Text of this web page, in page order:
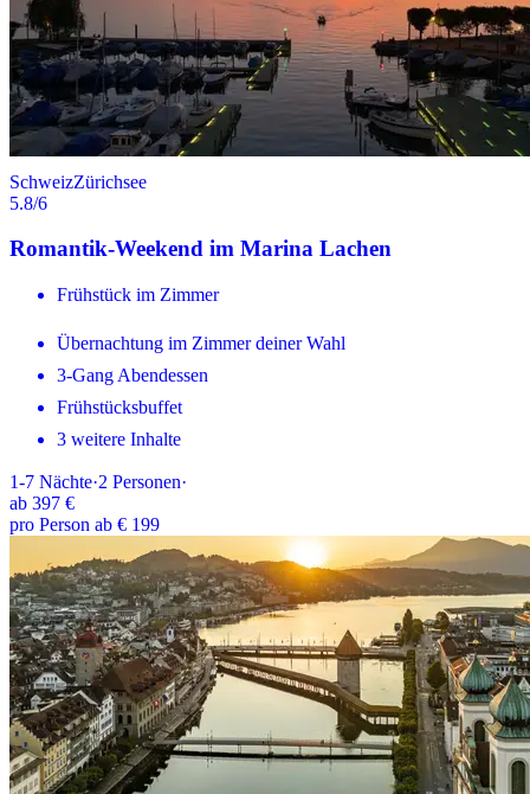
SchweizZürichsee
5.8/6
Romantik-Weekend im Marina Lachen
Frühstück im Zimmer
Übernachtung im Zimmer deiner Wahl
3-Gang Abendessen
Frühstücksbuffet
3 weitere Inhalte
1-7 Nächte·2 Personen·
ab 397 €
pro Person ab € 199